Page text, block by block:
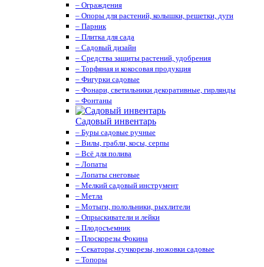
– Ограждения
– Опоры для растений, колышки, решетки, дуги
– Парник
– Плитка для сада
– Садовый дизайн
– Средства защиты растений, удобрения
– Торфяная и кокосовая продукция
– Фигурки садовые
– Фонари, светильники декоративные, гирлянды
– Фонтаны
Садовый инвентарь
– Буры садовые ручные
– Вилы, грабли, косы, серпы
– Всё для полива
– Лопаты
– Лопаты снеговые
– Мелкий садовый инструмент
– Метла
– Мотыги, полольники, рыхлители
– Опрыскиватели и лейки
– Плодосъемник
– Плоскорезы Фокина
– Секаторы, сучкорезы, ножовки садовые
– Топоры